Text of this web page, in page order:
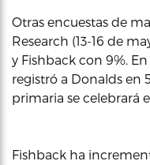
Otras encuestas de
Research (13-16 de
y Fishback con 9%. En
registró a Donalds en
primaria se celebrará
Fishback ha